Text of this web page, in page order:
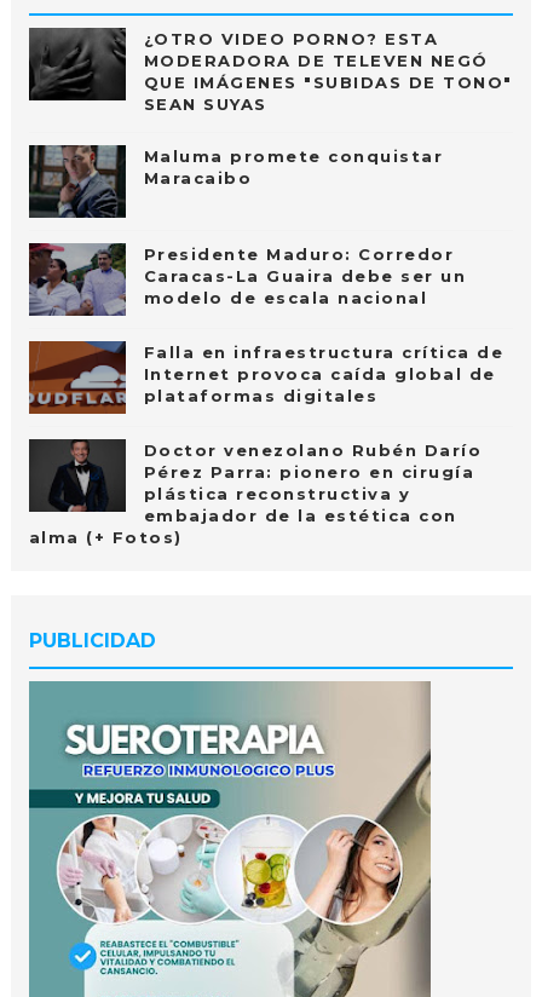
¿OTRO VIDEO PORNO? ESTA
MODERADORA DE TELEVEN NEGÓ
QUE IMÁGENES "SUBIDAS DE TONO"
SEAN SUYAS
Maluma promete conquistar
Maracaibo
Presidente Maduro: Corredor
Caracas-La Guaira debe ser un
modelo de escala nacional
Falla en infraestructura crítica de
Internet provoca caída global de
plataformas digitales
Doctor venezolano Rubén Darío
Pérez Parra: pionero en cirugía
plástica reconstructiva y
embajador de la estética con
alma (+ Fotos)
PUBLICIDAD